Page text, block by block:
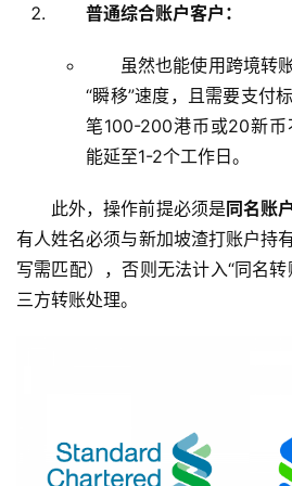
普通综合账户客户：
虽然也能使用跨境转
“瞬移”速度，且需要支付
笔100-200港币或20新
能延至1-2个工作日。
此外，操作前提必须是同名账
有人姓名必须与新加坡渣打账户持
写需匹配），否则无法计入“同名
三方转账处理。